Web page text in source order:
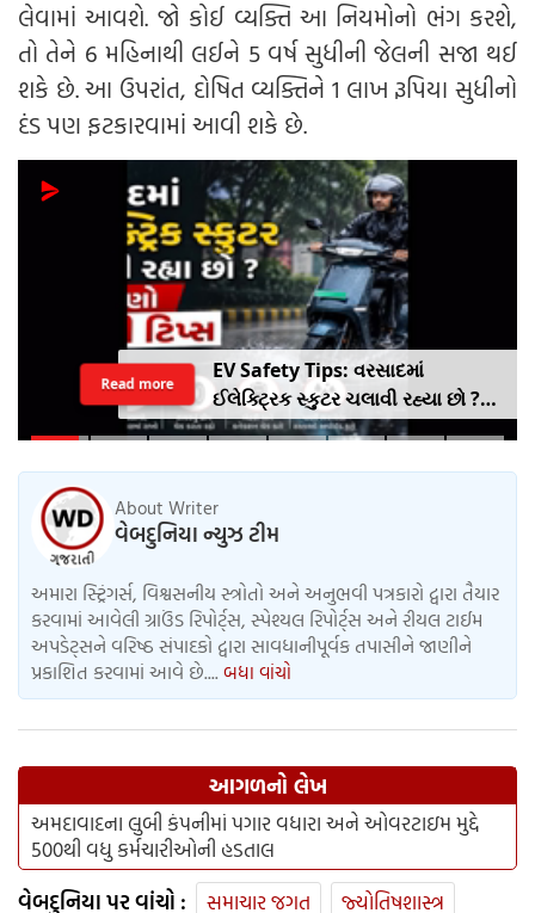
લેવામાં આવશે. જો કોઈ વ્યક્તિ આ નિયમોનો ભંગ કરશે,
તો તેને 6 મહિનાથી લઈને 5 વર્ષ સુધીની જેલની સજા થઈ
શકે છે. આ ઉપરાંત, દોષિત વ્યક્તિને 1 લાખ રૂપિયા સુધીનો
દંડ પણ ફટકારવામાં આવી શકે છે.
અમેરિકામાં ભારતીય વિદ્યાર્થીઓની
એન્ટ્રી પર બ્રેક, સ્ટુડન્ટ વિઝામાં
62%નો મોટો ઘટાડો
Read more
About Writer
વેબદુનિયા ન્યુઝ ટીમ
અમારા સ્ટ્રિંગર્સ, વિશ્વસનીય સ્ત્રોતો અને અનુભવી પત્રકારો દ્વારા તૈયાર
કરવામાં આવેલી ગ્રાઉંડ રિપોર્ટ્સ, સ્પેશ્યલ રિપોર્ટ્સ અને રીયલ ટાઈમ
અપડેટ્સને વરિષ્ઠ સંપાદકો દ્વારા સાવધાનીપૂર્વક તપાસીને જાણીને
પ્રકાશિત કરવામાં આવે છે.... બધા વાંચો
આગળનો લેખ
અમદાવાદના લુબી કંપનીમાં પગાર વધારા અને ઓવરટાઇમ મુદ્દે
500થી વધુ કર્મચારીઓની હડતાલ
વેબદુનિયા પર વાંચો : સમાચાર જગત જ્યોતિષશાસ્ત્ર